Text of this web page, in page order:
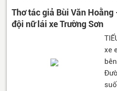
Thơ tác giả Bùi Văn
đội nữ lái xe Trường Sơn
xe